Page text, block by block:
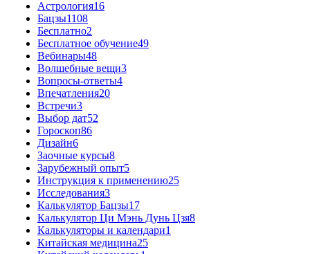
Астрология16
Бацзы1108
Бесплатно2
Бесплатное обучение49
Вебинары48
Волшебные вещи3
Вопросы-ответы4
Впечатления20
Встречи3
Выбор дат52
Гороскоп86
Дизайн6
Заочные курсы8
Зарубежный опыт5
Инструкция к применению25
Исследования3
Калькулятор Бацзы17
Калькулятор Ци Мэнь Дунь Цзя8
Калькуляторы и календари1
Китайская медицина25